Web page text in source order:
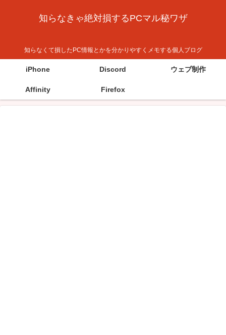
知らなきゃ絶対損するPCマル秘ワザ
知らなくて損したPC情報とかを分かりやすくメモする個人ブログ
iPhone Discord ウェブ制作
Affinity Firefox